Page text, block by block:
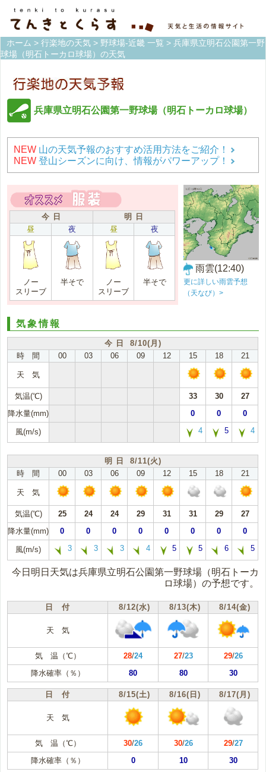
ホーム > 行楽地の天気 > 野球場-近畿 一覧 > 兵庫県立明石公園第一野
球場（明石トーカロ球場）の天気
兵庫県立明石公園第一野球場（明石トーカロ球場）
NEW 山の天気予報のおすすめ活用方法をご紹介！
NEW 登山シーズンに向け、情報がパワーアップ！
今 日
明 日
昼
夜 昼 夜
ノー
スリーブ
半そで
ノー
スリーブ
半そで
雨雲(12:40)
更に詳しい雨雲予想
（天なび）>
気象情報
今 日 8/10(月)
時 間
00 03 06 09 12 15 18 21
天 気
気温(℃) 33 30
27
降水量(mm)
0 0 0
風(m/s) 4 5 4
明 日 8/11(火)
時 間
00 03 06 09 12 15 18 21
天 気
気温(℃) 25 24 24 29 31 31 29
27
降水量(mm)
0 0 0 0 0 0 0 0
風(m/s) 3 3 3 4 5 5 6 5
今日明日天気は兵庫県立明石公園第一野球場（明石トーカ
ロ球場）の予想です。
日 付 8/12(水) 8/13(木) 8/14(金)
天 気
気 温（℃） 28/24 27/23 29/26
降水確率（％）
80 80 30
日 付 8/15(土) 8/16(日) 8/17(月)
天 気
気 温（℃） 30/26 30/26 29/27
降水確率（％）
0 10 30